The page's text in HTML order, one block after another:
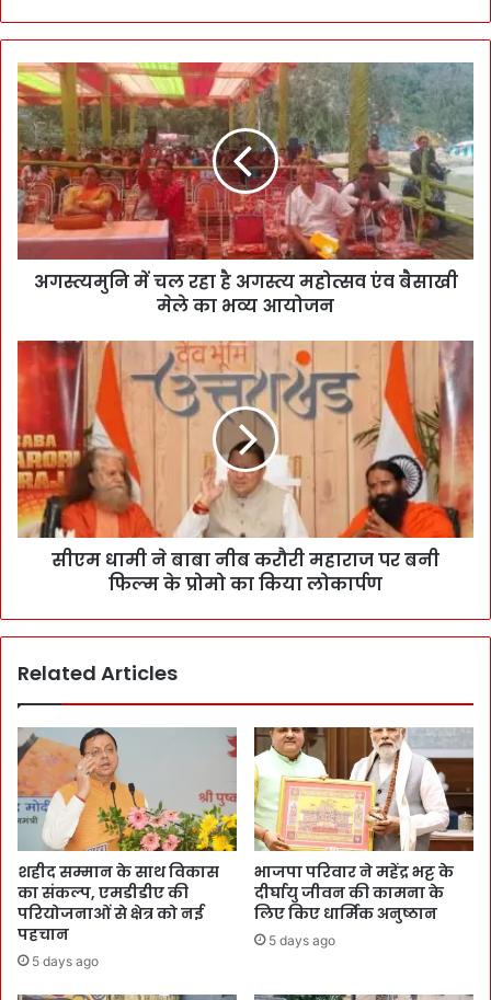
अगस्त्यमुनि में चल रहा है अगस्त्य महोत्सव एंव बैसाखी
मेले का भव्य आयोजन
सीएम धामी ने बाबा नीब करौरी महाराज पर बनी
फिल्म के प्रोमो का किया लोकार्पण
Related Articles
शहीद सम्मान के साथ विकास
का संकल्प, एमडीडीए की
परियोजनाओं से क्षेत्र को नई
पहचान
5 days ago
भाजपा परिवार ने महेंद्र भट्ट के
दीर्घायु जीवन की कामना के
लिए किए धार्मिक अनुष्ठान
5 days ago